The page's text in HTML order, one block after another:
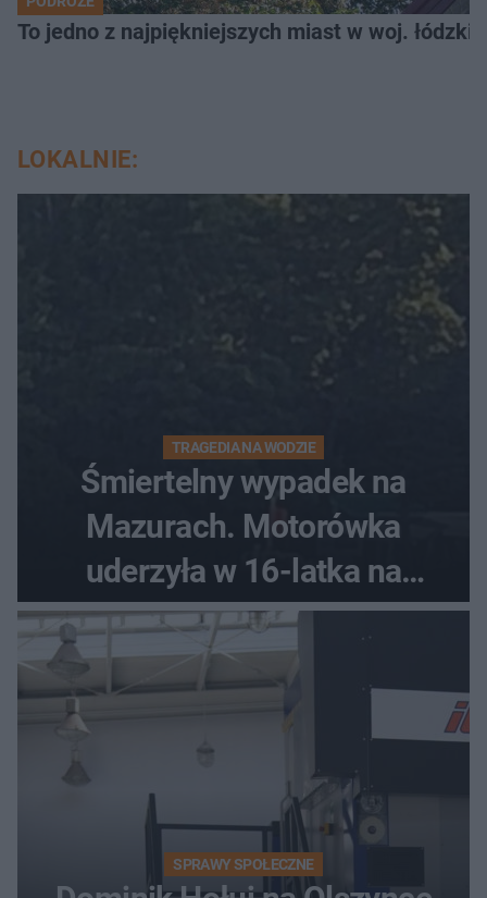
To jedno z najpiękniejszych miast w woj.
LOKALNIE:
TRAGEDIA NA WODZIE
Śmiertelny wypadek na
Mazurach. Motorówka
uderzyła w 16-latka na
skuterze
SPRAWY SPOŁECZNE